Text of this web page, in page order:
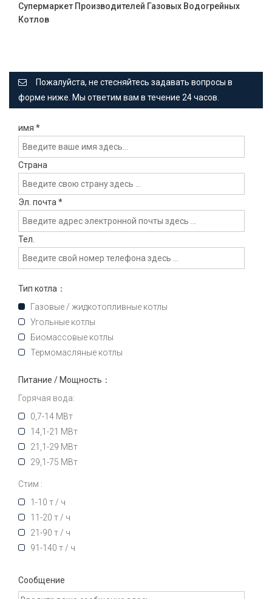
Супермаркет Производителей Газовых Водогрейных
Котлов
Пожалуйста, не стесняйтесь задавать вопросы в
форме ниже. Мы ответим вам в течение 24 часов.
имя *
Страна
Эл. почта *
Тел.
Тип котла：
Газовые / жидкотопливные котлы
Угольные котлы
Биомассовые котлы
Термомасляные котлы
Питание / Мощность：
Горячая вода:
0,7-14 МВт
14,1-21 МВт
21,1-29 МВт
29,1-75 МВт
Стим :
1-10 т / ч
11-20 т / ч
21-90 т / ч
91-140 т / ч
Сообщение